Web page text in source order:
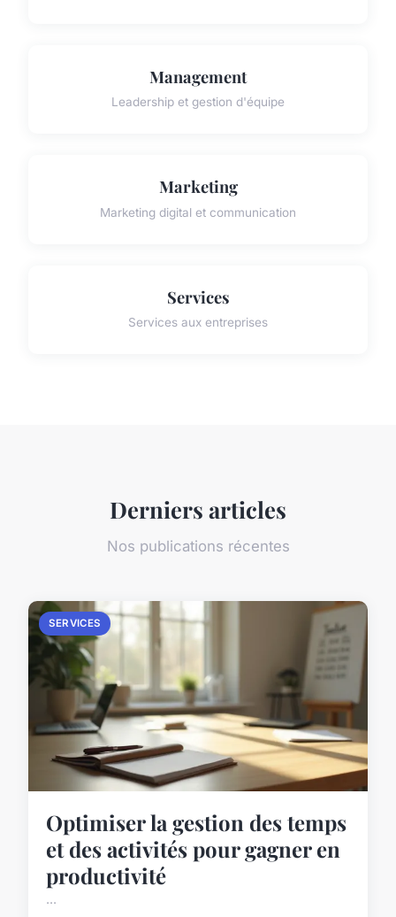
Management
Leadership et gestion d'équipe
Marketing
Marketing digital et communication
Services
Services aux entreprises
Derniers articles
Nos publications récentes
SERVICES
Optimiser la gestion des temps
et des activités pour gagner en
productivité
...